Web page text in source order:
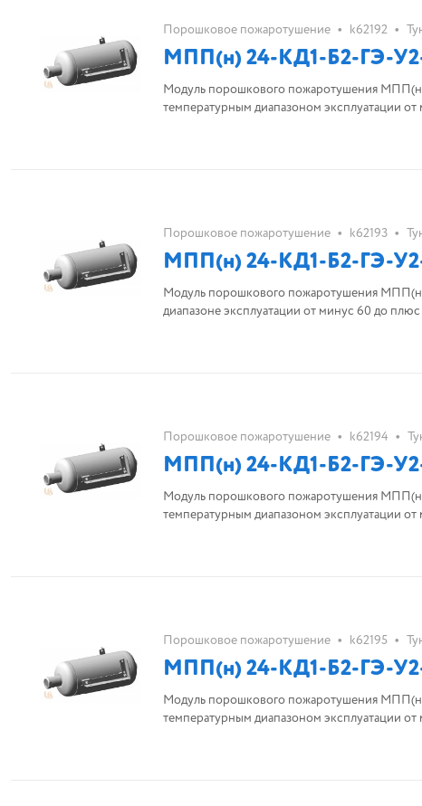
Порошковое пожаротушение • k62192 •
МПП(н) 24-КД1-Б2-ГЭ-
Модуль порошкового пожаротушения
температурным диапазоном эксплуатации
Порошковое пожаротушение • k62193 •
МПП(н) 24-КД1-Б2-ГЭ-
Модуль порошкового пожаротушения
диапазоне эксплуатации от минус 60 до плюс
Порошковое пожаротушение • k62194 •
МПП(н) 24-КД1-Б2-ГЭ-
Модуль порошкового пожаротушения
температурным диапазоном эксплуатации
Порошковое пожаротушение • k62195 •
МПП(н) 24-КД1-Б2-ГЭ-
Модуль порошкового пожаротушения
температурным диапазоном эксплуатации